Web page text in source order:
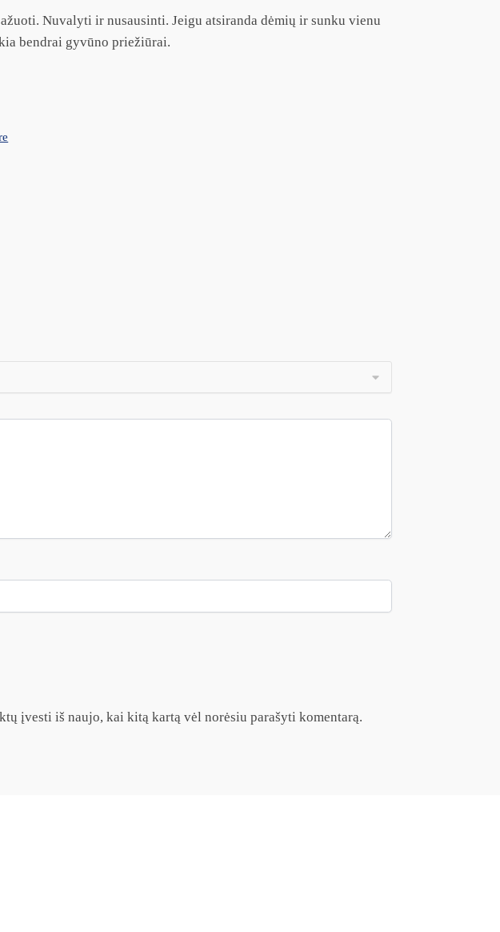
Nuvalyti ir nusausinti. Jeigu atsiranda dėmių ir sunku vienu
bendrai gyvūno priežiūrai.
įvesti iš naujo, kai kitą kartą vėl norėsiu parašyti komentarą.